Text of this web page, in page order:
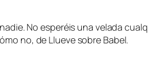
No esperéis una velada
no, de Llueve sobre Babel.